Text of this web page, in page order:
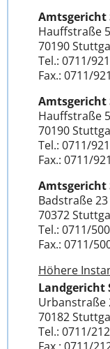
Hauffstraße 5
70190
Tel.: 0711/
Fax.: 0711/
Hauffstraße 5
70190
Tel.: 0711/
Fax.: 0711/
Badstraße 23
70372
Tel.: 0711/
Fax.: 0711/
Höhere
Urbanstraße
70182
Tel.: 0711/